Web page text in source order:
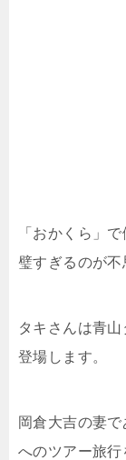
「おかくら」
璧すぎるのが不
タキさんは青
登場します。
岡倉大吉の妻
へのツアー旅